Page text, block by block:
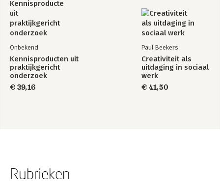
Onbekend
Kennisproducten uit
praktijkgericht
onderzoek
€ 39,16
Paul Beekers
Creativiteit als
uitdaging in sociaal
werk
€ 41,50
Rubrieken